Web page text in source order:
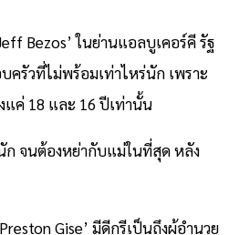
Bezos’ ในย่านแอลบูเคอร์คี รัฐ
ครัวที่ไม่พร้อมเท่าไหร่นัก เพราะ
แค่ 18 และ 16 ปีเท่านั้น
ก จนต้องหย่ากับแม่ในที่สุด หลัง
Gise’ มีดีกรีเป็นถึงผู้อำนวย